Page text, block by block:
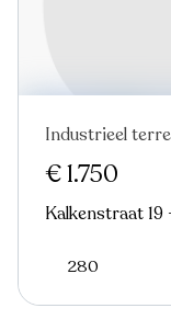
Industrieel
€ 1.750
Kalkenstraat
280